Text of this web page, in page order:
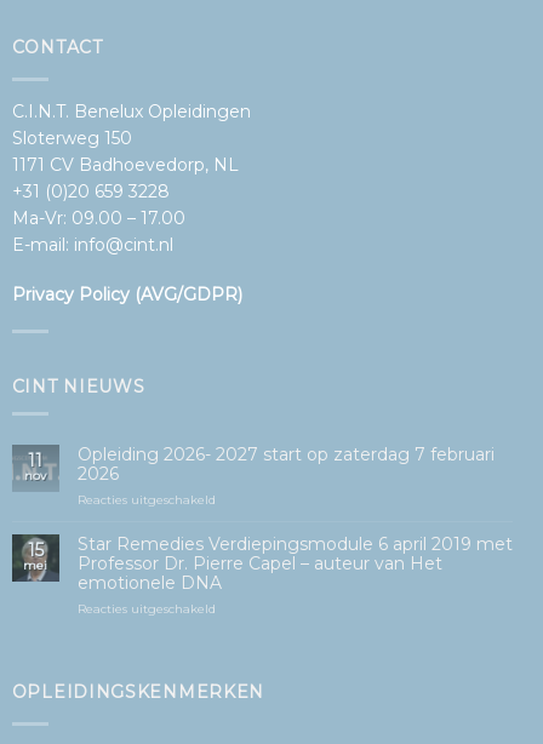
CONTACT
C.I.N.T. Benelux Opleidingen
Sloterweg 150
1171 CV Badhoevedorp, NL
+31 (0)20 659 3228
Ma-Vr: 09.00 – 17.00
E-mail: info@cint.nl
Privacy Policy (AVG/GDPR)
CINT NIEUWS
11
nov
Opleiding 2026- 2027 start op zaterdag 7 februari
2026
Reacties uitgeschakeldvoor
2026-
2027
start
op
zaterdag
15
mei
Star Remedies Verdiepingsmodule 6 april 2019 met
Professor Dr. Pierre Capel – auteur van Het
emotionele DNA
Reacties uitgeschakeldvoor
april
OPLEIDINGSKENMERKEN